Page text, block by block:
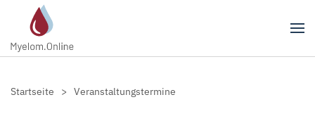
Zum Hauptinhalt springen
Startseite Veranstaltungstermine